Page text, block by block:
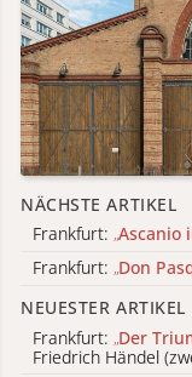
NÄCHSTE ARTIKEL
Frankfurt: „Ascanio
Frankfurt: „Don
NEUESTER ARTIKEL
Frankfurt: „Der
Friedrich Händel